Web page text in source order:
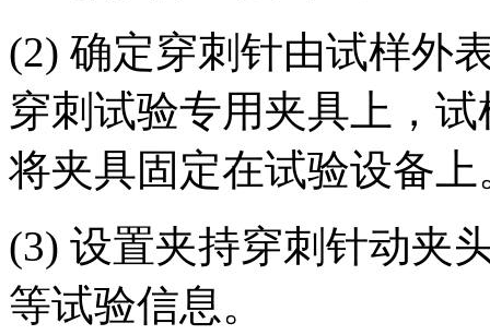
(2) 确定穿刺针由试样外
穿刺试验专用夹具上，
将夹具固定在试验设备上
(3) 设置夹持穿刺针动夹
等试验信息。